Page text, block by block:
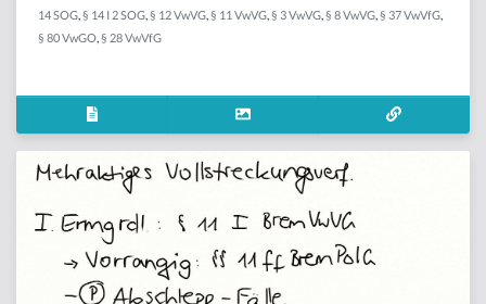
14 SOG § 14 I 2 SOG § 12 VwVG § 11 VwVG § 3 VwVG § 8 VwVG § 37 VwVfG
§ 80 VwGO § 28 VwVfG